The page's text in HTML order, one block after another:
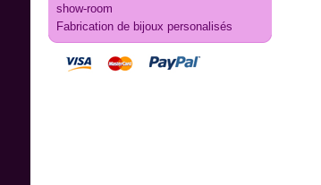
show-room
Fabrication de bijoux personalisés